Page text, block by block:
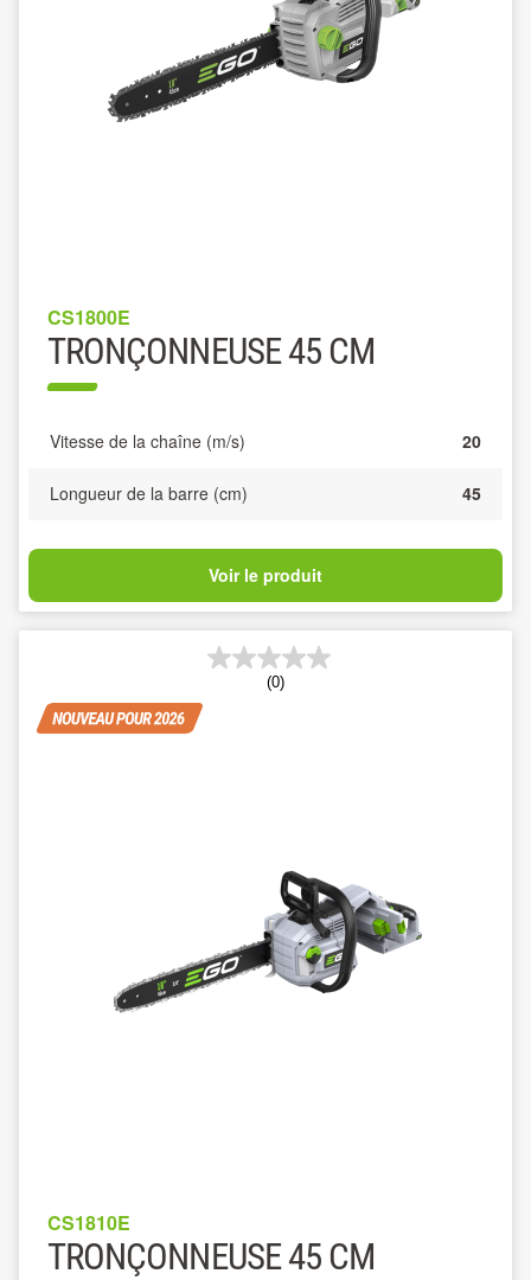
CS1800E
TRONÇONNEUSE 45 CM
Vitesse de la chaîne (m/s) 20
Longueur de la barre (cm) 45
Voir le produit
(0)
CS1810E
TRONÇONNEUSE 45 CM